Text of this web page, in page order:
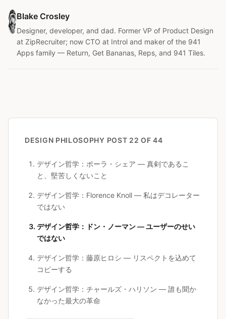
Blake Crosley
Designer, developer, and dad. Former VP of Product Design
at ZipRecruiter; now CTO at Introl and maker of the 941
Apps family — Return, Get Bananas, Reps, and 941 Tiles.
DESIGN PHILOSOPHY POST 22 OF 44
デザイン哲学：ポーラ・シェア — 真剣であるこ
と、堅苦しくないこと
デザイン哲学：Florence Knoll — 私はデコレーター
ではない
デザイン哲学：ドン・ノーマン — ユーザーのせい
ではない
デザイン哲学：藤原ヒロシ — リスペクトを込めて
コピーする
デザイン哲学：チャールズ・ハリソン — 誰も聞か
なかった最大の革命